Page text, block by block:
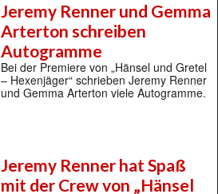
Jeremy Renner und Gemma
Arterton schreiben
Autogramme
Bei der Premiere von „Hänsel und Gretel
– Hexenjäger“ schrieben Jeremy Renner
und Gemma Arterton viele Autogramme.
Jeremy Renner hat Spaß
mit der Crew von „Hänsel